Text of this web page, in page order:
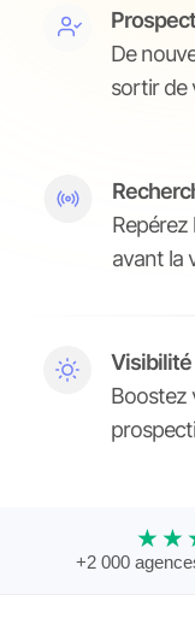
De
sortir de
Repérez
avant la
Visibilité
Boostez
+2 000